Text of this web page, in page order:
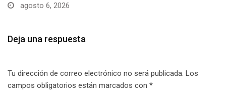
agosto 6, 2026
Deja una respuesta
Tu dirección de correo electrónico no será publicada. Los
campos obligatorios están marcados con *